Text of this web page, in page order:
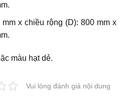
x chiều rộng (D): 800 mm x
màu hạt dẻ.
Vui lòng đánh giá nội dung